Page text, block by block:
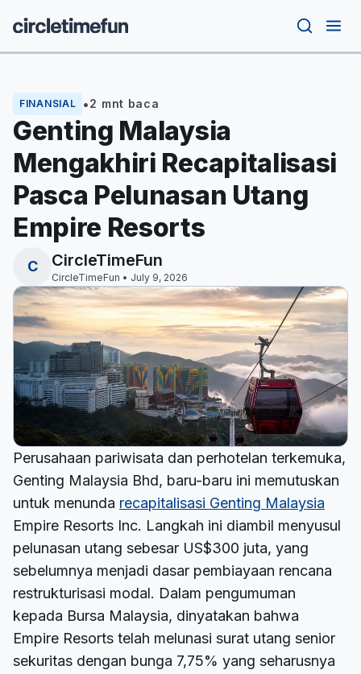
Slot Online
Kasino
Regulasi
FINANSIAL •2 mnt baca
Genting Malaysia
Mengakhiri Recapitalisasi
Pasca Pelunasan Utang
Empire Resorts
C CircleTimeFun
CircleTimeFun • July 9, 2026
Perusahaan pariwisata dan perhotelan terkemuka,
Genting Malaysia Bhd, baru-baru ini memutuskan
untuk menunda recapitalisasi Genting Malaysia
Empire Resorts Inc. Langkah ini diambil menyusul
pelunasan utang sebesar US$300 juta, yang
sebelumnya menjadi dasar pembiayaan rencana
restrukturisasi modal. Dalam pengumuman
kepada Bursa Malaysia, dinyatakan bahwa
Empire Resorts telah melunasi surat utang senior
sekuritas dengan bunga 7,75% yang seharusnya